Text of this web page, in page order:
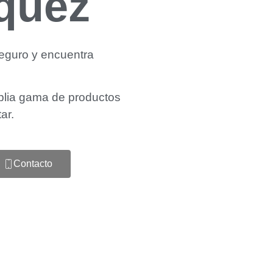
y encuentra
gama de productos
Contacto